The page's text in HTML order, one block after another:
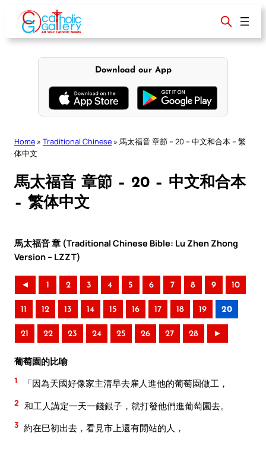
content
Download our App
Home » Traditional Chinese » 馬太福音 章節 – 20 – 中文和合本 – 繁
体中文
馬太福音 章節 – 20 – 中文和合本
– 繁体中文
馬太福音 章 (Traditional Chinese Bible: Lu Zhen Zhong
Version – LZZT)
◄ 1 2 3 4 5 6 7 8 9 10
11 12 13 14 15 16 17 18 19 20
21 22 23 24 25 26 27 28 ►
葡萄園的比喻
1 「因為天國好像家主清早去雇人進他的葡萄園做工，
2 和工人講定一天一錢銀子，就打發他們進葡萄園去。
3 約在巳初出去，看見市上還有閒站的人，